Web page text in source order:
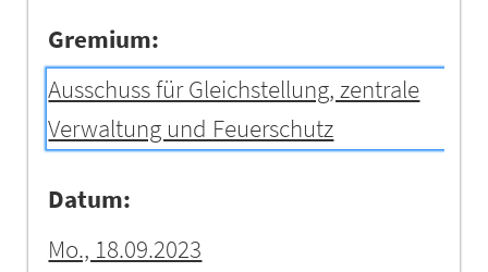
Gremium:
Ausschuss für Gleichstellung, zentrale
Verwaltung und Feuerschutz
Datum:
Mo., 18.09.2023